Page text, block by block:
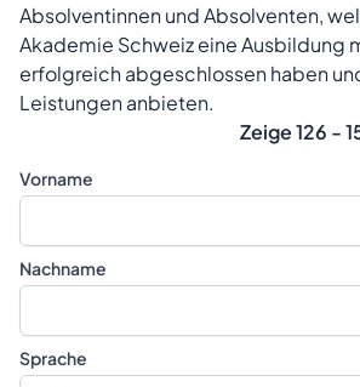
Absolventinnen und Absolventen,
Akademie Schweiz eine Ausbildung
erfolgreich abgeschlossen haben
Leistungen anbieten.
Zeige 126 -
Vorname
Nachname
Sprache